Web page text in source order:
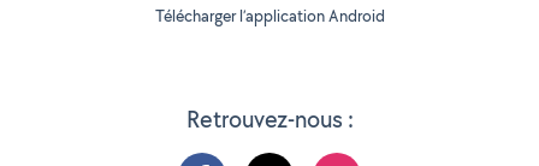
Retrouvez-nous :
Télécharger l’application Android